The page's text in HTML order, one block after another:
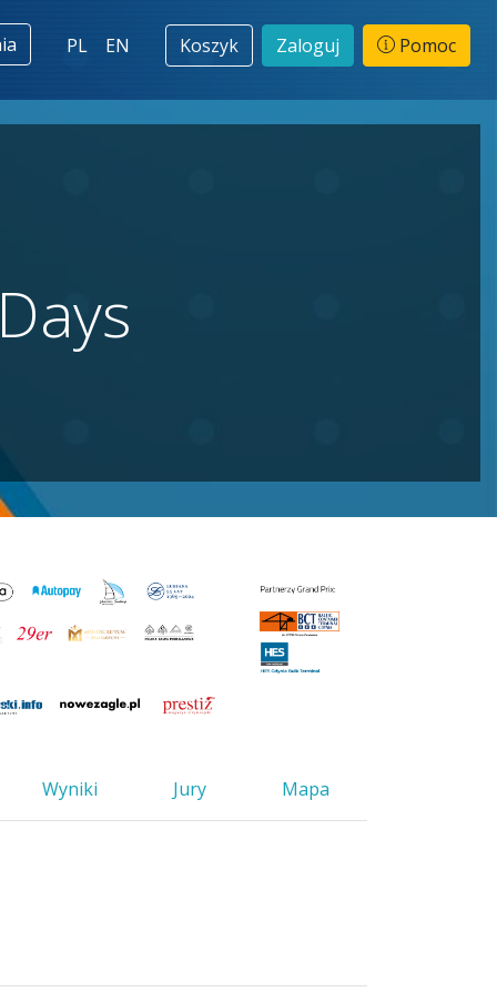
PL EN Koszyk Zaloguj Pomoc
Wyniki Jury Mapa